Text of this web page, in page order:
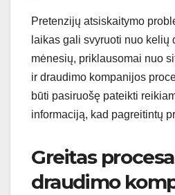
Pretenzijų atsiskaitymo
laikas gali svyruoti nuo kelių
mėnesių, priklausomai nuo
ir draudimo kompanijos
būti pasiruošę pateikti
informaciją, kad pagreitintų
Greitas
draudimo